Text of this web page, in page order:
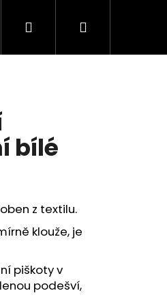
Dárkové poukazy
PřihlášeníNákupní
bílé
z textilu.
klouže, je
piškoty v
podešví,